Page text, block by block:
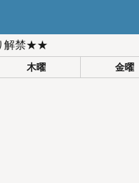
解禁★★
木曜 金曜